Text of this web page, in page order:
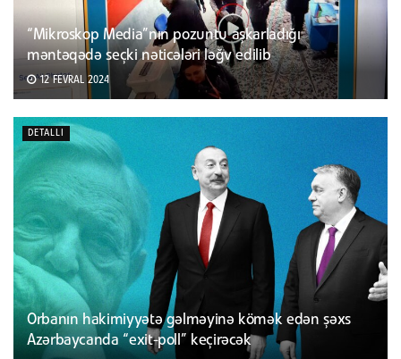
“Mikroskop Media”nın pozuntu aşkarladığı
məntəqədə seçki nəticələri ləğv edilib
12 FEVRAL 2024
DETALLI
Orbanın hakimiyyətə gəlməyinə kömək edən şəxs
Azərbaycanda “exit-poll” keçirəcək